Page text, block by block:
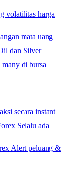
volatilitas harga
mata uang
dan Silver
di bursa
secara instant
Selalu ada
Alert peluang &